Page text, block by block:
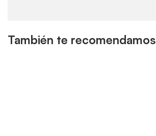
También te recomendamos